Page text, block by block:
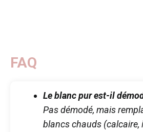
FAQ
Le blanc pur est-il
Pas démodé, mais
blancs chauds (calcaire,